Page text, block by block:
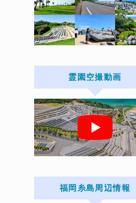
霊園空撮動画
福岡糸島周辺情報